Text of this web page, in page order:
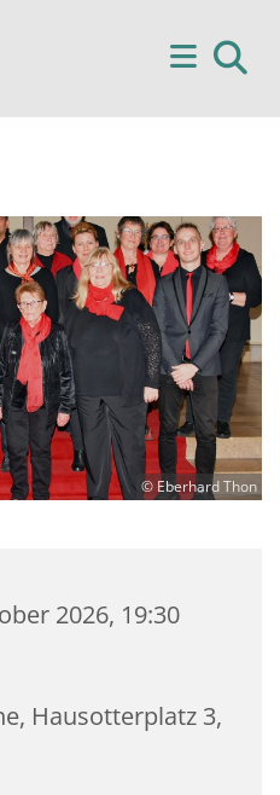
© Eberhard Thon
2026, 19:30
Hausotterplatz 3,